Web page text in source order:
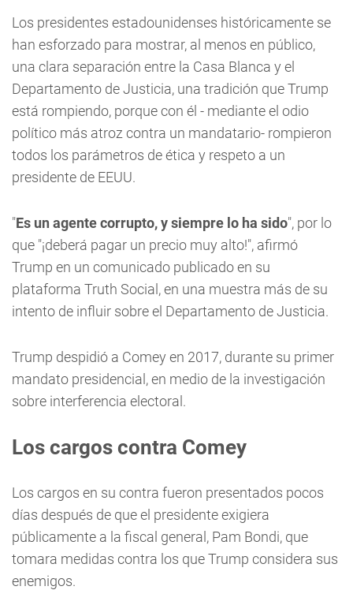
Los presidentes estadounidenses históricamente se
han esforzado para mostrar, al menos en público,
una clara separación entre la Casa Blanca y el
Departamento de Justicia, una tradición que Trump
está rompiendo, porque con él - mediante el odio
político más atroz contra un mandatario- rompieron
todos los parámetros de ética y respeto a un
presidente de EEUU.
"Es un agente corrupto, y siempre lo ha sido", por lo
que "¡deberá pagar un precio muy alto!", afirmó
Trump en un comunicado publicado en su
plataforma Truth Social, en una muestra más de su
intento de influir sobre el Departamento de Justicia.
Trump despidió a Comey en 2017, durante su primer
mandato presidencial, en medio de la investigación
sobre interferencia electoral.
Los cargos contra Comey
Los cargos en su contra fueron presentados pocos
días después de que el presidente exigiera
públicamente a la fiscal general, Pam Bondi, que
tomara medidas contra los que Trump considera sus
enemigos.